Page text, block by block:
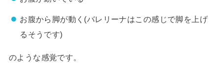
お腹から脚が動く(バレリーナはこの感じで脚を上げ
るそうです)
のような感覚です。